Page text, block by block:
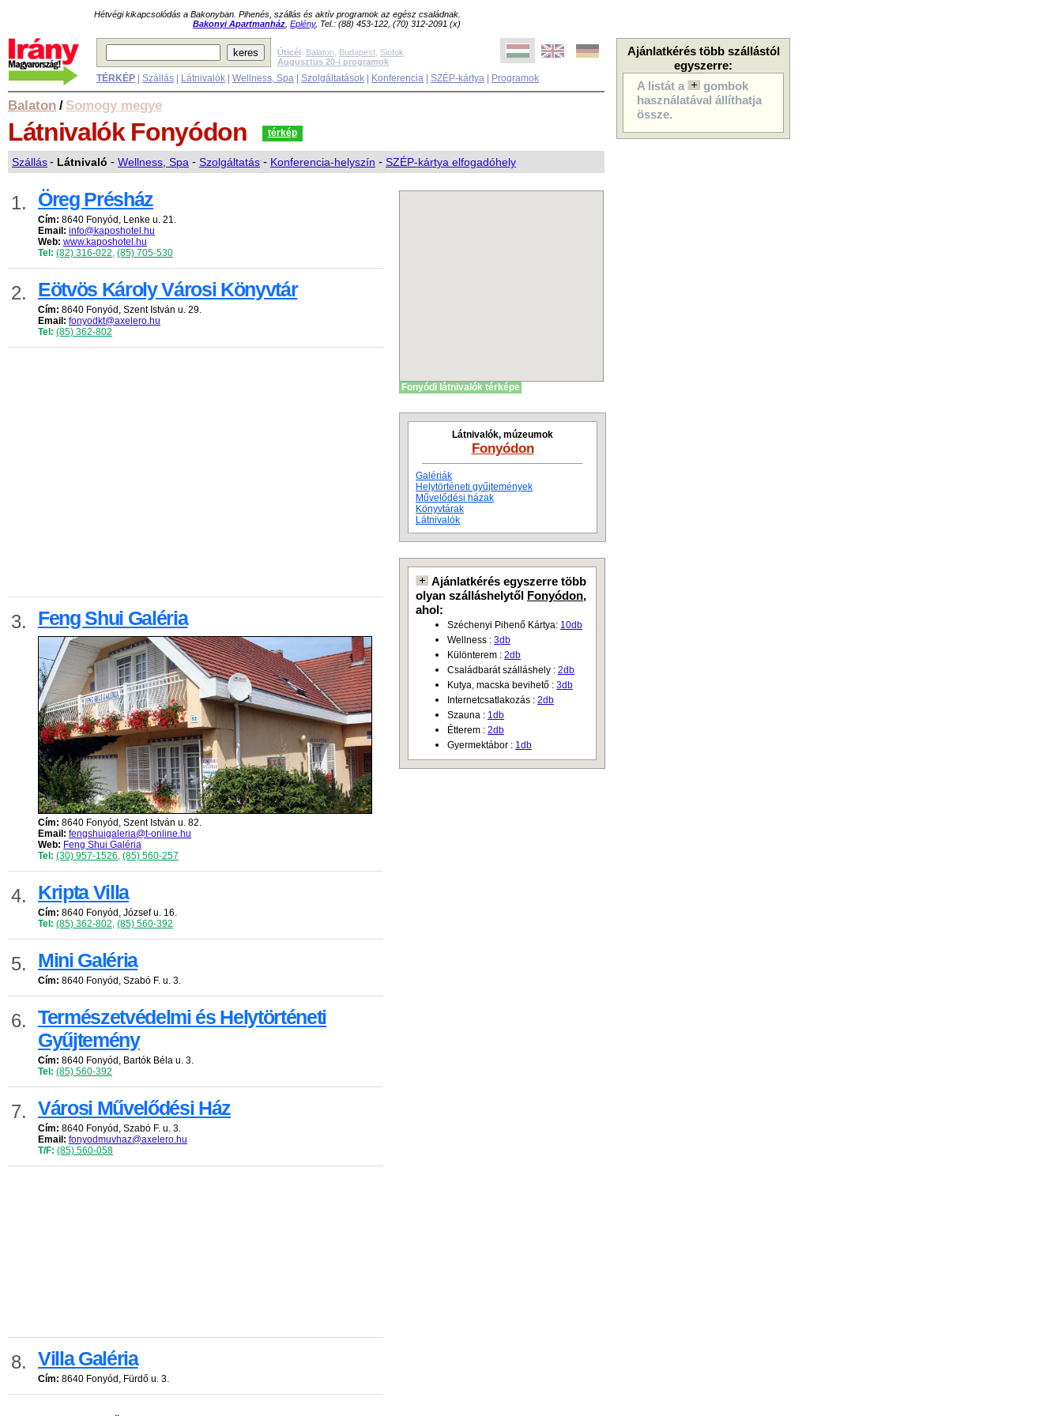
Hétvégi kikapcsolódás a Bakonyban. Pihenés, szállás és aktív programok az egész családnak.
Bakonyi Apartmanház Eplény, Tel.: (88) 453-122, (70) 312-2091 (x)
Ajánlatkérés több szállástól
egyszerre:
A listát a
gombok
használatával állíthatja
össze.
Úticél: Balaton Budapest Siófok
Augusztus 20-i programok
TÉRKÉP Szállás Látnivalók Wellness, Spa Szolgáltatások Konferencia SZÉP-kártya Programok
Balaton / Somogy megye
Látnivalók Fonyódon térkép
Szállás- Látnivaló - Wellness, Spa - Szolgáltatás - Konferencia-helyszín - SZÉP-kártya elfogadóhely
1. Öreg Présház
Cím: 8640 Fonyód, Lenke u. 21.
Email: info@kaposhotel.hu
Web: www.kaposhotel.hu
Tel: (82) 316-022, (85) 705-530
2. Eötvös Károly Városi Könyvtár
Cím: 8640 Fonyód, Szent István u. 29.
Email: fonyodkt@axelero.hu
Tel: (85) 362-802
3. Feng Shui Galéria
Cím: 8640 Fonyód, Szent István u. 82.
Email: fengshuigaleria@t-online.hu
Web: Feng Shui Galéria
Tel: (30) 957-1526 (85) 560-257
4. Kripta Villa
Cím: 8640 Fonyód, József u. 16.
Tel: (85) 362-802, (85) 560-392
5. Mini Galéria
Cím: 8640 Fonyód, Szabó F. u. 3.
6. Természetvédelmi és Helytörténeti
Gyűjtemény
Cím: 8640 Fonyód, Bartók Béla u. 3.
Tel: (85) 560-392
7. Városi Művelődési Ház
Cím: 8640 Fonyód, Szabó F. u. 3.
Email: fonyodmuvhaz@axelero.hu
T/F: (85) 560-058
8. Villa Galéria
Cím: 8640 Fonyód, Fürdő u. 3.
Fonyódi látnivalók térképe
Látnivalók, múzeumok
Fonyódon
Galériák
Helytörténeti gyűjtemények
Művelődési házak
Könyvtárak
Látnivalók
Ajánlatkérés egyszerre több
olyan szálláshelytől
Fonyódon,
ahol:
Széchenyi Pihenő Kártya: 10db
Wellness : 3db
Különterem : 2db
Családbarát szálláshely : 2db
Kutya, macska bevihető : 3db
Internetcsatlakozás : 2db
Szauna : 1db
Étterem : 2db
Gyermektábor : 1db